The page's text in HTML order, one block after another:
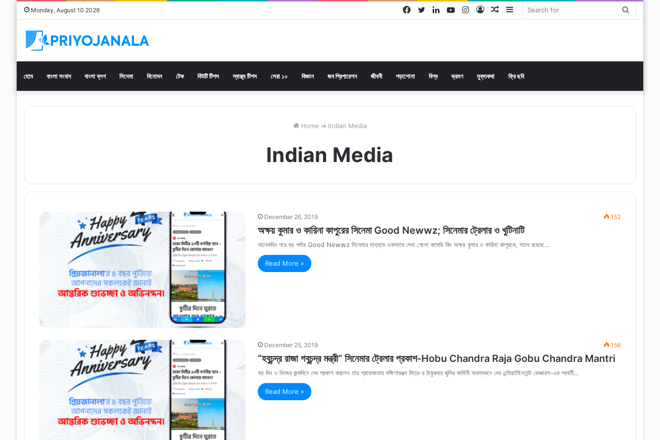
Monday, August 10 2026 Sidebar
Random
Log
Instagram
YouTube
LinkedIn
Twitter
Facebook
হোম বাংলা সংবাদ বাংলা ব্লগ সিনেমা বিনোদন টেক বিউটি টিপস স্বাস্থ্য টিপস সেরা ১০ বিজ্ঞান জব প্রিপারেশন জীবনী পড়াশোনা বিশ্ব ভ্রমণ মুক্তকথা ফ্রি ছবি
Home ⇒ Indian Media
Indian Media
December 26, 2019 152
অক্ষয় কুমার ও কারিনা কাপুরের সিনেমা Good Newwz; সিনেমার ট্রেলার ও খুটিনাটি
অনেকদিন পরে বড় পর্দায় Good Newwz সিনেমার মাধ্যমে একসাথে দেখা গেলো কমেডি কিং অক্ষয় কুমার ও কারিনা কাপুরকে, সাথে রয়েছে…
Read More »
December 25, 2019 156
“হবুচন্দ্র রাজা গবুচন্দ্র মন্ত্রী” সিনেমার ট্রেলার প্রকাশ-Hobu Chandra Raja Gobu Chandra Mantri
‪বড় দিন ও নিজের জন্মদিনে দেব প্রকাশ করলেন তার প্রযোজনায় দক্ষিণারঞ্জন মিত্র-র ঠাকুরদার ঝুলির কাহিনী অবলম্বনে দেব এন্টারটেইনমেন্ট ভেঞ্চারস-এর পরবর্তী…
Read More »